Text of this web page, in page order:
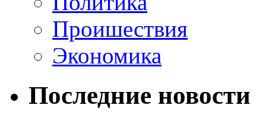
Проишествия
Экономика
Последние новости